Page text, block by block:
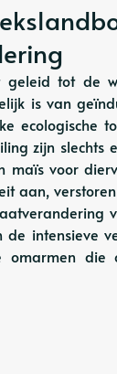
tot de
is van
ecologische
zijn slechts
maïs voor
aan, verstoren
intensieve
omarmen die